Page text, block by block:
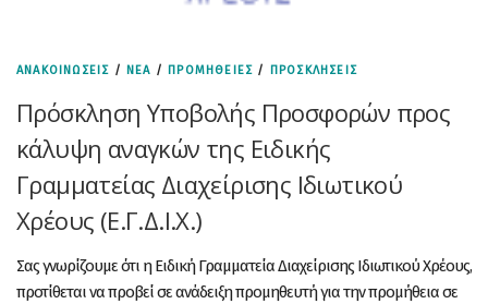
ΑΝΑΚΟΙΝΩΣΕΙΣ / ΝΕΑ / ΠΡΟΜΗΘΕΙΕΣ / ΠΡΟΣΚΛΗΣΕΙΣ
Πρόσκληση Υποβολής Προσφορών προς
κάλυψη αναγκών της Ειδικής
Γραμματείας Διαχείρισης Ιδιωτικού
Χρέους (Ε.Γ.Δ.Ι.Χ.)
Σας γνωρίζουμε ότι η Ειδική Γραμματεία Διαχείρισης Ιδιωτικού Χρέους,
προτίθεται να προβεί σε ανάδειξη προμηθευτή για την προμήθεια σε